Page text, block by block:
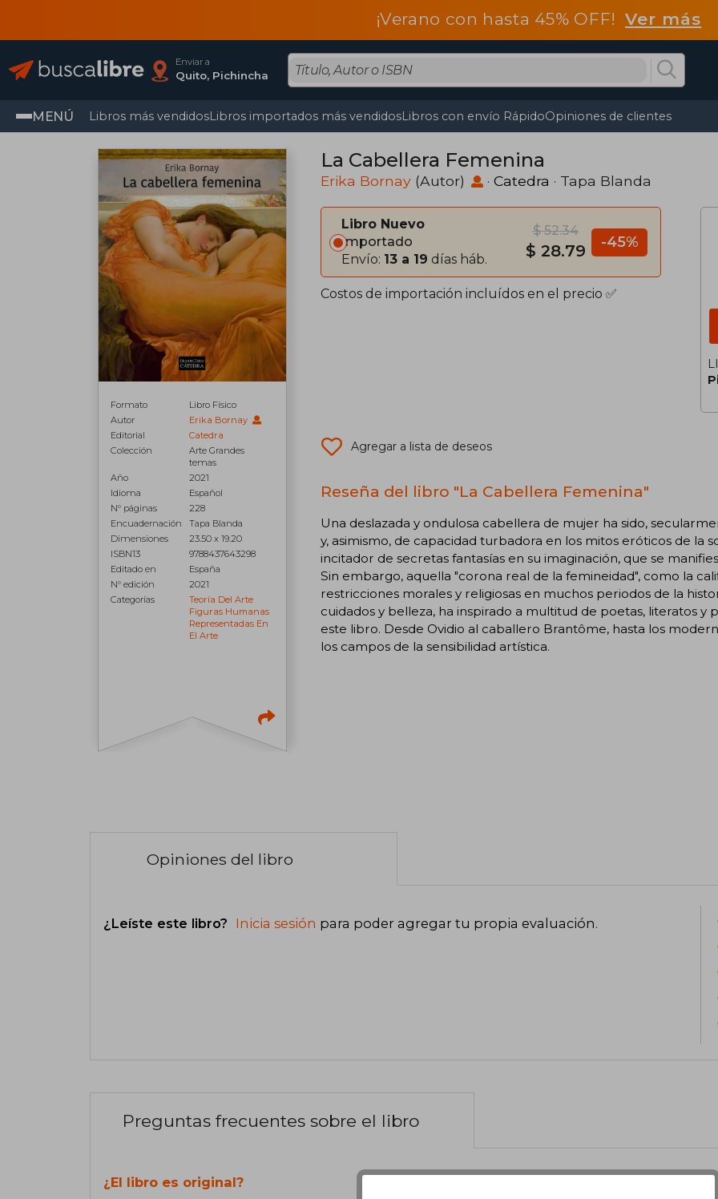
¡Verano con hasta 45% OFF!Ver más
Enviar a
Quito, Pichincha
MENÚ Libros más vendidosLibros importados más vendidosLibros con envío RápidoOpiniones de clientes
Formato
Libro Físico
Autor
Erika Bornay
Editorial
Catedra
Colección
Arte Grandes
temas
Año
2021
Idioma
Español
N° páginas
228
Encuadernación
Tapa Blanda
Dimensiones
23.50 x 19.20
ISBN13
9788437643298
Editado en
España
N° edición
2021
Categorías
Teoría Del Arte
Figuras Humanas
Representadas En
El Arte
La Cabellera Femenina
Erika Bornay (Autor) · Catedra · Tapa Blanda
Libro Nuevo
Importado
Envío: 13 a 19 días háb.
$ 52.34
$ 28.79 -45%
Costos de importación incluídos en el precio ✅
Agregar a lista de deseos
Reseña del libro "La Cabellera Femenina"
Una deslazada y ondulosa cabellera de mujer ha sido,
y, asimismo, de capacidad turbadora en los mitos eróticos de la
incitador de secretas fantasías en su imaginación, que se
Sin embargo, aquella "corona real de la femineidad", como la
restricciones morales y religiosas en muchos periodos de la
cuidados y belleza, ha inspirado a multitud de poetas, literatos y
este libro. Desde Ovidio al caballero Brantôme, hasta los
los campos de la sensibilidad artística.
Opiniones del libro
¿Leíste este libro? Inicia sesión para poder agregar tu propia evaluación.
Preguntas frecuentes sobre el libro
¿El libro es original?